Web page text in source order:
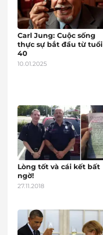
Carl Jung: Cuộc sống
thực sự bắt đầu từ tuổi
40
10.01.2025
Lòng tốt và cái kết bất
ngờ!
27.11.2018